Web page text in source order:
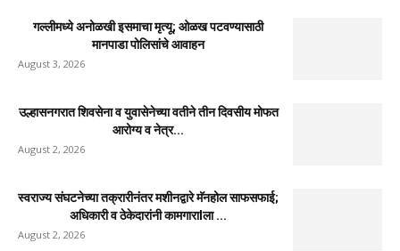
गल्लीमध्ये अनोळखी इसमाचा मृत्यू; ओळख पटवण्यासाठी
मानपाडा पोलिसांचे आवाहन
August 3, 2026
उल्हासनगरात शिवसेना व युवासेनेच्या वतीने तीन दिवसीय मोफत
आरोग्य व नेत्र...
August 2, 2026
स्वराज्य संघटनेच्या तक्रारीनंतर मशीनद्वारे मॅनहोल साफसफाई;
अधिकारी व ठेकेदारांनी कामगाराlला ...
August 2, 2026